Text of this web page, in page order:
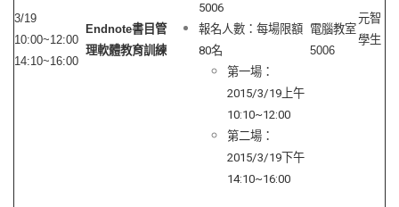
3/19
10:00~12:00
14:10~16:00
Endnote書目管
理軟體教育訓練
5006
報名人數：每場限額
80名
第一場：
2015/3/19上午
10:10~12:00
第二場：
2015/3/19下午
14:10~16:00
電腦教室
5006
元智
學生